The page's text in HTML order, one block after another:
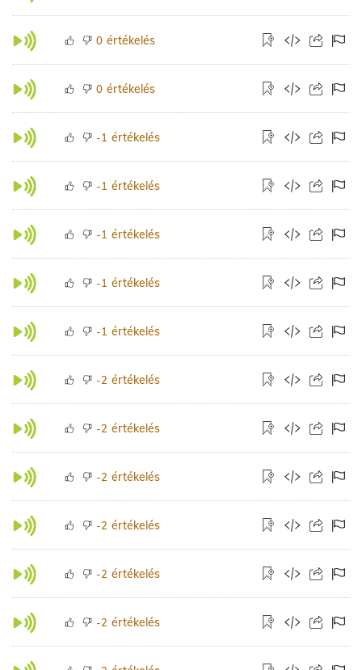
0 értékelés
0 értékelés
-1 értékelés
-1 értékelés
-1 értékelés
-1 értékelés
-1 értékelés
-2 értékelés
-2 értékelés
-2 értékelés
-2 értékelés
-2 értékelés
-2 értékelés